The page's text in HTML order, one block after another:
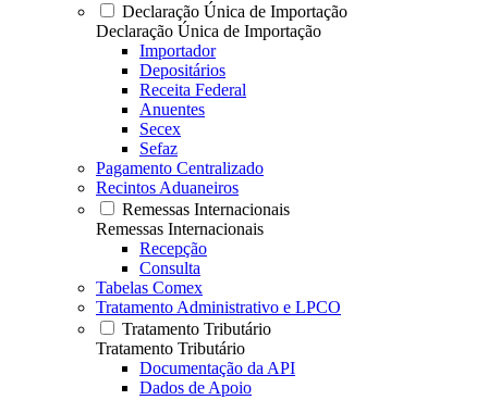
Declaração Única de Importação
Declaração Única de Importação
Importador
Depositários
Receita Federal
Anuentes
Secex
Sefaz
Pagamento Centralizado
Recintos Aduaneiros
Remessas Internacionais
Remessas Internacionais
Recepção
Consulta
Tabelas Comex
Tratamento Administrativo e LPCO
Tratamento Tributário
Tratamento Tributário
Documentação da API
Dados de Apoio